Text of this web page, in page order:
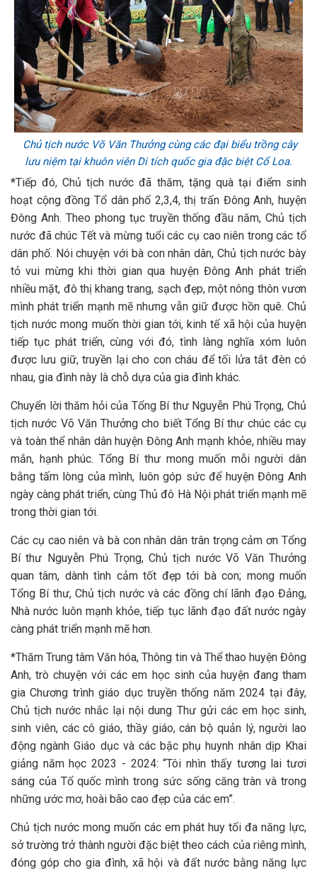
Chủ tịch nước Võ Văn Thưởng cùng các đại biểu trồng cây
lưu niệm tại khuôn viên Di tích quốc gia đặc biệt Cổ Loa.
*Tiếp đó, Chủ tịch nước đã thăm, tặng quà tại điểm sinh
hoạt cộng đồng Tổ dân phố 2,3,4, thị trấn Đông Anh, huyện
Đông Anh. Theo phong tục truyền thống đầu năm, Chủ tịch
nước đã chúc Tết và mừng tuổi các cụ cao niên trong các tổ
dân phố. Nói chuyện với bà con nhân dân, Chủ tịch nước bày
tỏ vui mừng khi thời gian qua huyện Đông Anh phát triển
nhiều mặt, đô thị khang trang, sạch đẹp, một nông thôn vươn
mình phát triển mạnh mẽ nhưng vẫn giữ được hồn quê. Chủ
tịch nước mong muốn thời gian tới, kinh tế xã hội của huyện
tiếp tục phát triển, cùng với đó, tình làng nghĩa xóm luôn
được lưu giữ, truyền lại cho con cháu để tối lửa tắt đèn có
nhau, gia đình này là chỗ dựa của gia đình khác.
Chuyển lời thăm hỏi của Tổng Bí thư Nguyễn Phú Trọng, Chủ
tịch nước Võ Văn Thưởng cho biết Tổng Bí thư chúc các cụ
và toàn thể nhân dân huyện Đông Anh mạnh khỏe, nhiều may
mắn, hạnh phúc. Tổng Bí thư mong muốn mỗi người dân
bằng tấm lòng của mình, luôn góp sức để huyện Đông Anh
ngày càng phát triển, cùng Thủ đô Hà Nội phát triển mạnh mẽ
trong thời gian tới.
Các cụ cao niên và bà con nhân dân trân trọng cảm ơn Tổng
Bí thư Nguyễn Phú Trọng, Chủ tịch nước Võ Văn Thưởng
quan tâm, dành tình cảm tốt đẹp tới bà con; mong muốn
Tổng Bí thư, Chủ tịch nước và các đồng chí lãnh đạo Đảng,
Nhà nước luôn mạnh khỏe, tiếp tục lãnh đạo đất nước ngày
càng phát triển mạnh mẽ hơn.
*Thăm Trung tâm Văn hóa, Thông tin và Thể thao huyện Đông
Anh, trò chuyện với các em học sinh của huyện đang tham
gia Chương trình giáo dục truyền thống năm 2024 tại đây,
Chủ tịch nước nhắc lại nội dung Thư gửi các em học sinh,
sinh viên, các cô giáo, thầy giáo, cán bộ quản lý, người lao
động ngành Giáo dục và các bậc phụ huynh nhân dịp Khai
giảng năm học 2023 - 2024: “Tôi nhìn thấy tương lai tươi
sáng của Tổ quốc mình trong sức sống căng tràn và trong
những ước mơ, hoài bão cao đẹp của các em”.
Chủ tịch nước mong muốn các em phát huy tối đa năng lực,
sở trường trở thành người đặc biệt theo cách của riêng mình,
đóng góp cho gia đình, xã hội và đất nước bằng năng lực